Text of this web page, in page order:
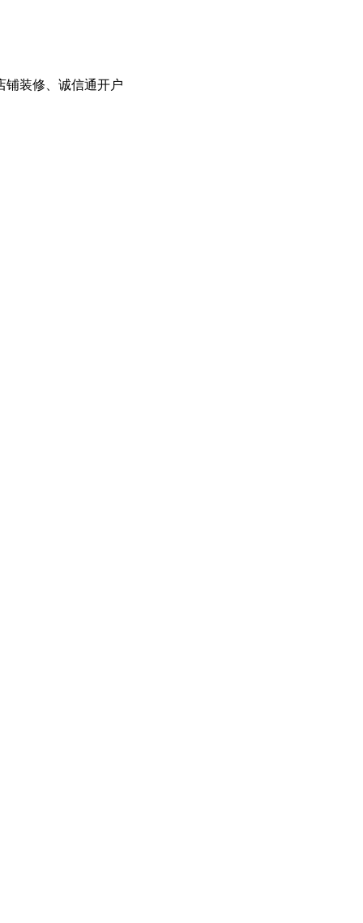
铺装修、诚信通开户